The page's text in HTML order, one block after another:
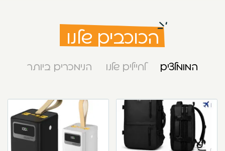
הכוכבים שלנו
המומלצים לחיילים שלנו הנימכרים ביותר